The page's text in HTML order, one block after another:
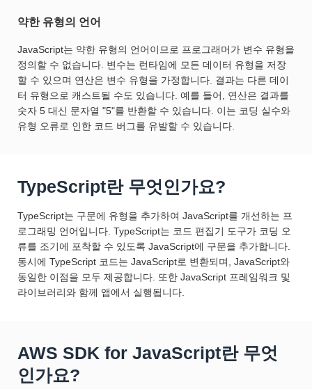
약한 유형의 언어
JavaScript는 약한 유형의 언어이므로 프로그래머가 변수 유형을
정의할 수 없습니다. 변수는 런타임에 모든 데이터 유형을 저장
할 수 있으며 연산은 변수 유형을 가정합니다. 결과는 다른 데이
터 유형으로 캐스트될 수도 있습니다. 예를 들어, 연산은 결과를
숫자 5 대신 문자열 "5"를 반환할 수 있습니다. 이는 코딩 실수와
유형 오류로 인한 코드 버그를 유발할 수 있습니다.
TypeScript란 무엇인가요?
TypeScript는 구문에 유형을 추가하여 JavaScript를 개선하는 프
로그래밍 언어입니다. TypeScript는 코드 편집기 도구가 코딩 오
류를 조기에 포착할 수 있도록 JavaScript에 구문을 추가합니다.
동시에 TypeScript 코드는 JavaScript로 변환되며, JavaScript와
동일한 이점을 모두 제공합니다. 또한 JavaScript 프레임워크 및
라이브러리와 함께 앱에서 실행됩니다.
AWS SDK for JavaScript란 무엇
인가요?